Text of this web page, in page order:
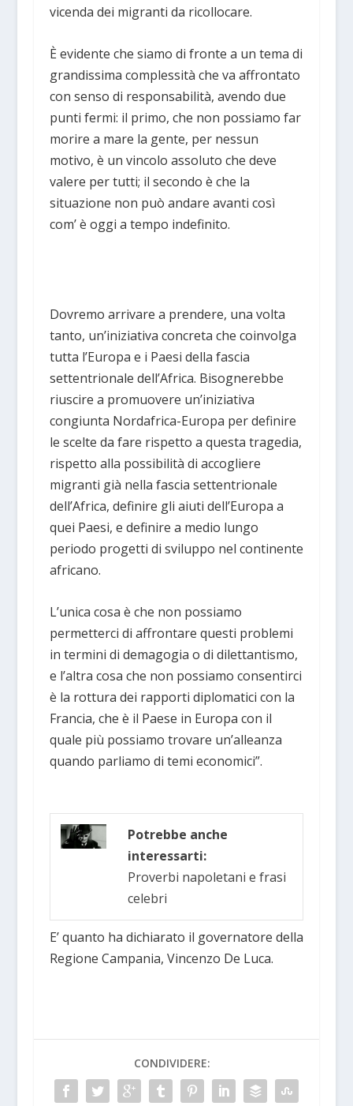
vicenda dei migranti da ricollocare.
È evidente che siamo di fronte a un tema di
grandissima complessità che va affrontato
con senso di responsabilità, avendo due
punti fermi: il primo, che non possiamo far
morire a mare la gente, per nessun
motivo, è un vincolo assoluto che deve
valere per tutti; il secondo è che la
situazione non può andare avanti così
com’ è oggi a tempo indefinito.
Dovremo arrivare a prendere, una volta
tanto, un’iniziativa concreta che coinvolga
tutta l’Europa e i Paesi della fascia
settentrionale dell’Africa. Bisognerebbe
riuscire a promuovere un’iniziativa
congiunta Nordafrica-Europa per definire
le scelte da fare rispetto a questa tragedia,
rispetto alla possibilità di accogliere
migranti già nella fascia settentrionale
dell’Africa, definire gli aiuti dell’Europa a
quei Paesi, e definire a medio lungo
periodo progetti di sviluppo nel continente
africano.
L’unica cosa è che non possiamo
permetterci di affrontare questi problemi
in termini di demagogia o di dilettantismo,
e l’altra cosa che non possiamo consentirci
è la rottura dei rapporti diplomatici con la
Francia, che è il Paese in Europa con il
quale più possiamo trovare un’alleanza
quando parliamo di temi economici”.
Potrebbe anche
interessarti:
Proverbi napoletani e frasi
celebri
E’ quanto ha dichiarato il governatore della
Regione Campania, Vincenzo De Luca.
CONDIVIDERE: